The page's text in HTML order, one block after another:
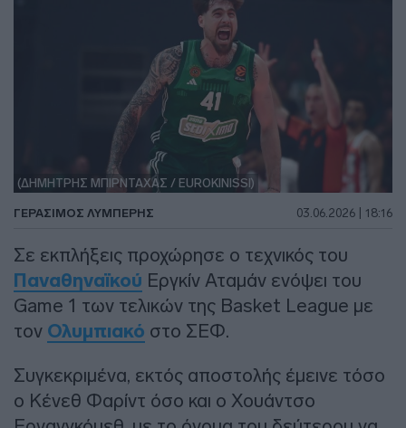
(ΔΗΜΗΤΡΗΣ ΜΠΙΡΝΤΑΧΑΣ / EUROKINISSI)
ΓΕΡΆΣΙΜΟΣ ΛΥΜΠΈΡΗΣ 03.06.2026 | 18:16
Σε εκπλήξεις προχώρησε ο τεχνικός του
Παναθηναϊκού Εργκίν Αταμάν ενόψει του
Game 1 των τελικών της Basket League με
τον Ολυμπιακό στο ΣΕΦ.
Συγκεκριμένα, εκτός αποστολής έμεινε τόσο
ο Κένεθ Φαρίντ όσο και ο Χουάντσο